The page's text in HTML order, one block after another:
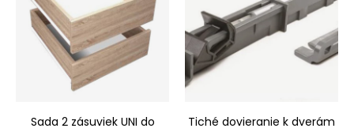
Sada 2 zásuviek UNI do
Tiché dovieranie k dverám